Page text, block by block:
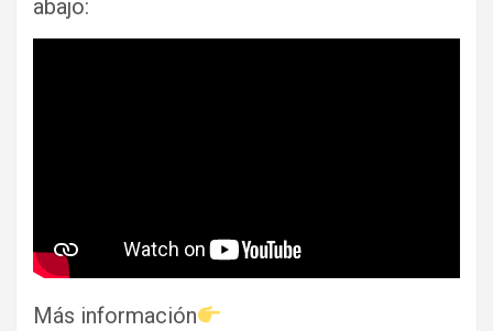
abajo:
Más información